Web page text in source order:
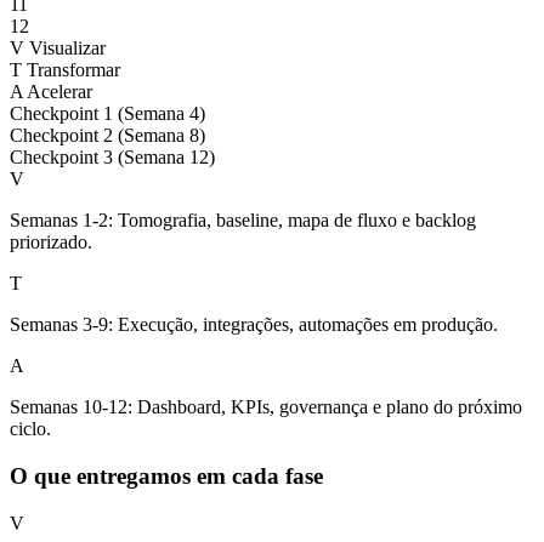
12
V Visualizar
T Transformar
A Acelerar
Checkpoint 1 (Semana 4)
Checkpoint 2 (Semana 8)
Checkpoint 3 (Semana 12)
V
Semanas 1-2: Tomografia, baseline, mapa de fluxo e backlog
priorizado.
T
Semanas 3-9: Execução, integrações, automações em produção.
A
Semanas 10-12: Dashboard, KPIs, governança e plano do próximo
ciclo.
O que entregamos em cada fase
V